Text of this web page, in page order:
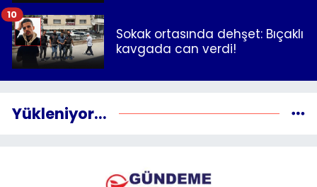
Sokak ortasında dehşet: Bıçaklı
kavgada can verdi!
10
Yükleniyor...